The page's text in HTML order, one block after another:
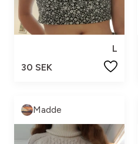
L
30 SEK
Madde